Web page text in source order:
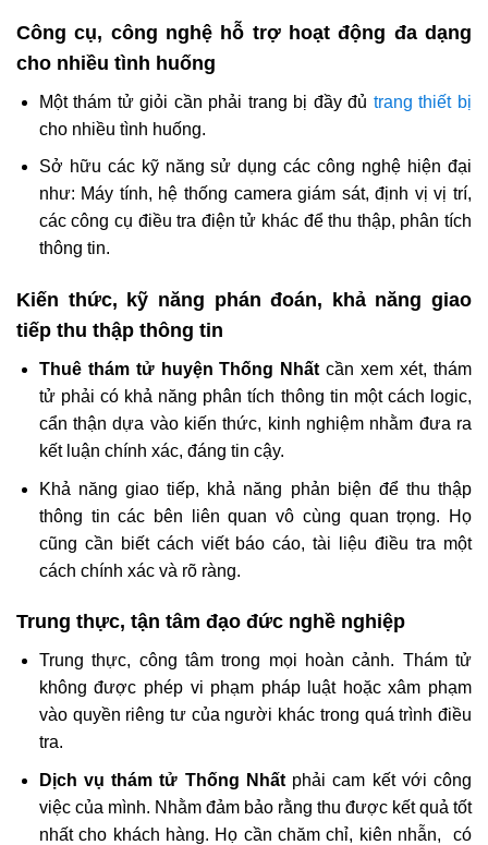
Công cụ, công nghệ hỗ trợ hoạt động đa dạng
cho nhiều tình huống
Một thám tử giỏi cần phải trang bị đầy đủ trang thiết bị
cho nhiều tình huống.
Sở hữu các kỹ năng sử dụng các công nghệ hiện đại
như: Máy tính, hệ thống camera giám sát, định vị vị trí,
các công cụ điều tra điện tử khác để thu thập, phân tích
thông tin.
Kiến thức, kỹ năng phán đoán, khả năng giao
tiếp thu thập thông tin
Thuê thám tử huyện Thống Nhất cần xem xét, thám
tử phải có khả năng phân tích thông tin một cách logic,
cẩn thận dựa vào kiến thức, kinh nghiệm nhằm đưa ra
kết luận chính xác, đáng tin cậy.
Khả năng giao tiếp, khả năng phản biện để thu thập
thông tin các bên liên quan vô cùng quan trọng. Họ
cũng cần biết cách viết báo cáo, tài liệu điều tra một
cách chính xác và rõ ràng.
Trung thực, tận tâm đạo đức nghề nghiệp
Trung thực, công tâm trong mọi hoàn cảnh. Thám tử
không được phép vi phạm pháp luật hoặc xâm phạm
vào quyền riêng tư của người khác trong quá trình điều
tra.
Dịch vụ thám tử Thống Nhấtphải cam kết với công
việc của mình. Nhằm đảm bảo rằng thu được kết quả tốt
nhất cho khách hàng. Họ cần chăm chỉ, kiên nhẫn, có